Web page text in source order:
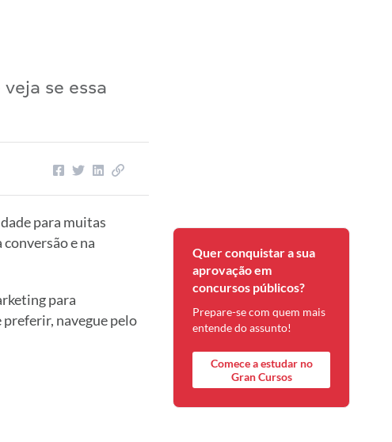
se essa
para muitas
e na
para
preferir, navegue pelo
Quer conquistar a sua
aprovação em
concursos públicos?
Prepare-se com quem mais
entende do assunto!
Comece a estudar no
Gran Cursos